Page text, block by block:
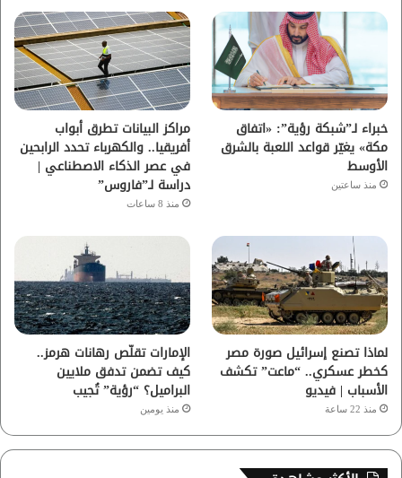
ب
و
ك
ي
و
ب
ت
ق
ر
م
خبراء لـ”شبكة رؤية”: «اتفاق
مكة» يغيّر قواعد اللعبة بالشرق
الأوسط
منذ ساعتين
مراكز البيانات تطرق أبواب
أفريقيا.. والكهرباء تحدد الرابحين
في عصر الذكاء الاصطناعي |
دراسة لـ”فاروس”
منذ 8 ساعات
لماذا تصنع إسرائيل صورة مصر
كخطر عسكري.. “ماعت” تكشف
الأسباب | فيديو
منذ 22 ساعة
الإمارات تقلّص رهانات هرمز..
كيف تضمن تدفق ملايين
البراميل؟ “رؤية” تُجيب
منذ يومين